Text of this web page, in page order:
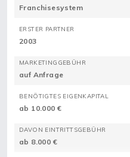
Franchisesystem
ERSTER PARTNER
2003
MARKETINGGEBÜHR
auf Anfrage
BENÖTIGTES EIGENKAPITAL
ab 10.000 €
DAVON EINTRITTSGEBÜHR
ab 8.000 €